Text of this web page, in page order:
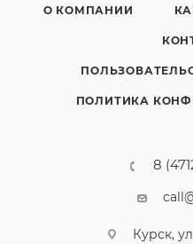
О КОМПАНИИ
ПОЛИТИКА
8
Курск,